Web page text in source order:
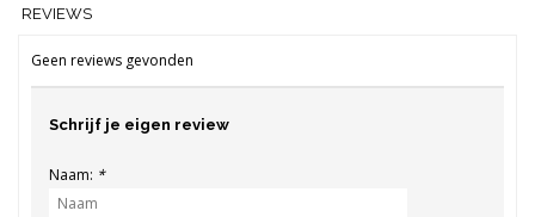
REVIEWS
Geen reviews gevonden
Schrijf je eigen review
Naam: *